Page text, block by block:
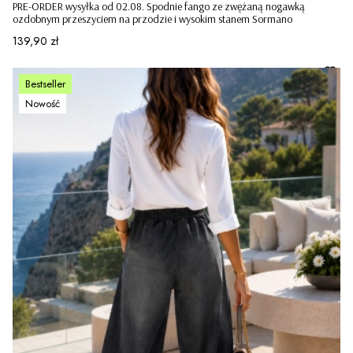
PRE-ORDER wysyłka od 02.08. Spodnie fango ze zwężaną nogawką
ozdobnym przeszyciem na przodzie i wysokim stanem Sormano
Cena
139,90 zł
Bestseller
Nowość